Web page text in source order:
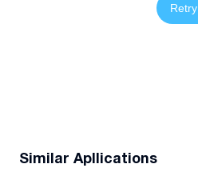
Retry
Similar Apllications